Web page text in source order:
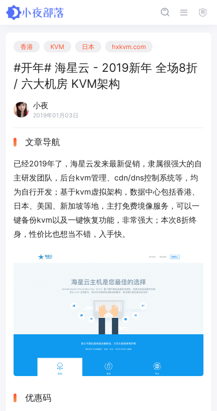
香港 KVM 日本 hxkvm.com
#开年# 海星云 - 2019新年 全场8折
/ 六大机房 KVM架构
小夜
2019年01月03日
文章导航
已经2019年了，海星云发来最新促销，隶属很强大的自
主研发团队，后台kvm管理、cdn/dns控制系统等，均
为自行开发；基于kvm虚拟架构，数据中心包括香港、
日本、美国、新加坡等地，主打免费境像服务，可以一
键备份kvm以及一键恢复功能，非常强大；本次8折终
身，性价比也想当不错，入手快。
优惠码